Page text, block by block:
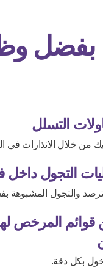
التسلل
من خلال الانذارات في
التجول داخل
والتجول المشبوهة
قوائم المرخص
بكل دقة.